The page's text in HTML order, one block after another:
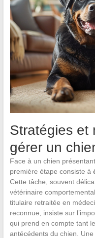
Stratégies et
gérer un
Face à un chien
première étape consiste à
Cette tâche, souvent
vétérinaire
titulaire retraitée en
reconnue, insiste sur
qui prend en compte tant
antécédents du chien.